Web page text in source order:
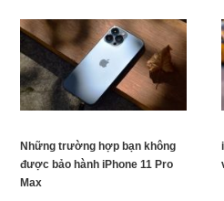
Những trường hợp bạn không
được bảo hành iPhone 11 Pro
Max